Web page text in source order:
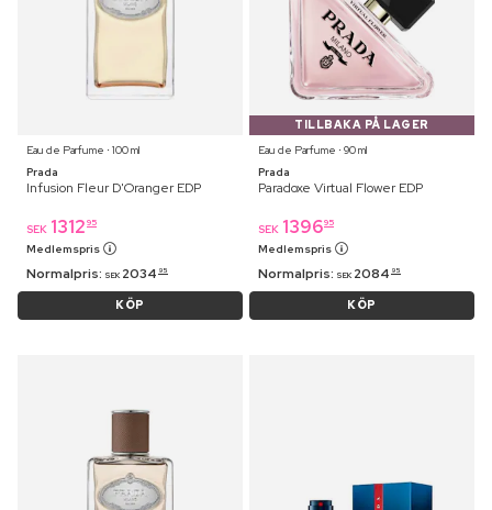
Eau de Parfume ⋅ 100 ml
Prada
Infusion Fleur D'Oranger EDP
SEK 1312 95
Medlemspris
Normalpris: SEK 2034 95
KÖP
TILLBAKA PÅ LAGER
Eau de Parfume ⋅ 90 ml
Prada
Paradoxe Virtual Flower EDP
SEK 139695
Medlemspris
Normalpris: SEK 2084 95
KÖP